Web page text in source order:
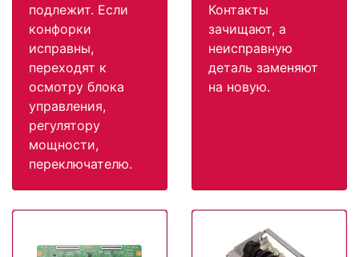
подлежит. Если
конфорки
исправны,
переходят к
осмотру блока
управления,
регулятору
мощности,
переключателю.
Контакты
зачищают, а
неисправную
деталь заменяют
на новую.